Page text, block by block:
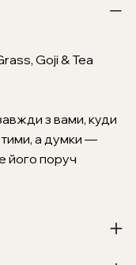
Goji & Tea
з вами, куди
а думки —
його поруч